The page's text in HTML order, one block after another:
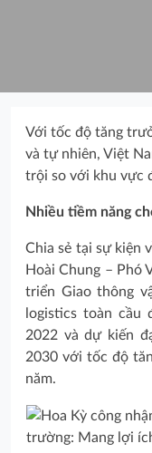
Với tốc độ tăng
và tự nhiên, Việt
trội so với khu vực
Nhiều tiềm năng
Chia sẻ tại sự kiện
Hoài Chung – Phó
triển Giao thông
logistics toàn cầu
2022 và dự kiến
2030 với tốc độ
năm.